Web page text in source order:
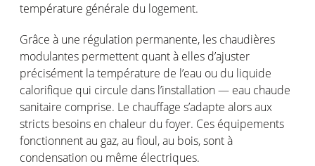
température générale du logement.
Grâce à une régulation permanente, les chaudières
modulantes permettent quant à elles d’ajuster
précisément la température de l’eau ou du liquide
calorifique qui circule dans l’installation — eau chaude
sanitaire comprise. Le chauffage s’adapte alors aux
stricts besoins en chaleur du foyer. Ces équipements
fonctionnent au gaz, au fioul, au bois, sont à
condensation ou même électriques.